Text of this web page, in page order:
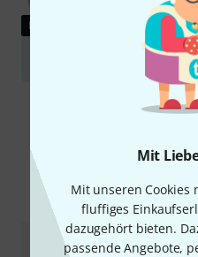
Mit
Mit unseren Cookies
fluffiges
dazugehört bieten.
passende Angebote,
RATGEBER